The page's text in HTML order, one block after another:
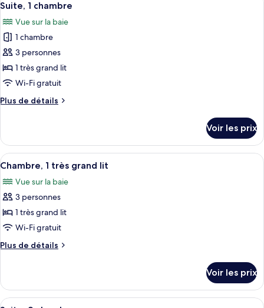
chambres
toutes
les
photos
pour
ce
type
chambre :
chambre
1
Suite, 1 chambre
Vue sur la baie
1 chambre
3 personnes
1 très grand lit
Wi-Fi gratuit
Plus de détails
Plus
le
type
de
Suite,
Voir les prix
Afficher
toutes
les
photos
pour
ce
type
de
Chambre,
Une chambre à coucher avec un lit,
4
Chambre, 1 très grand lit
Vue sur la baie
3 personnes
1 très grand lit
Wi-Fi gratuit
Plus de détails
Plus
le
type
Voir les prix
Afficher
Une chambre à coucher